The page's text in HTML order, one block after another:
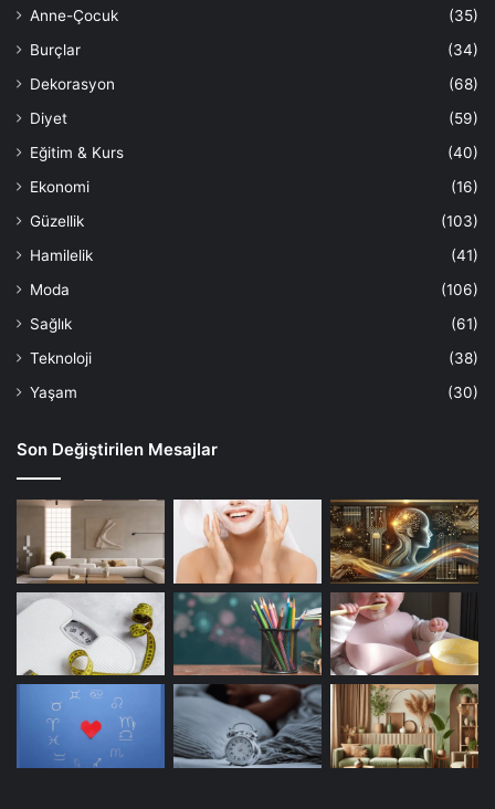
Anne-Çocuk
(35)
Burçlar
(34)
Dekorasyon
(68)
Diyet
(59)
Eğitim & Kurs
(40)
Ekonomi
(16)
Güzellik
(103)
Hamilelik
(41)
Moda
(106)
Sağlık
(61)
Teknoloji
(38)
Yaşam
(30)
Son Değiştirilen Mesajlar